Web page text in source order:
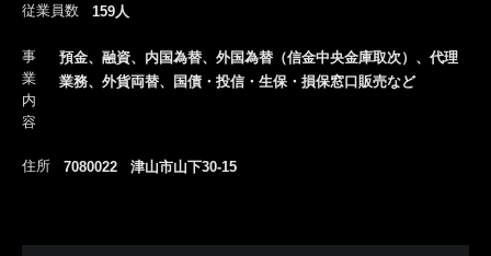
従業員数 159人
事
業
内
容
預金、融資、内国為替、外国為替（信金中央金庫取次）、代理
業務、外貨両替、国債・投信・生保・損保窓口販売など
住所 7080022 津山市山下30-15